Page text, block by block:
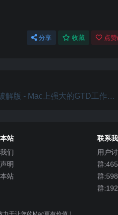
分享 收藏 点赞
解版 - Mac上强大的GTD工作效
站
们
明
站
联系
用户
群
群
群